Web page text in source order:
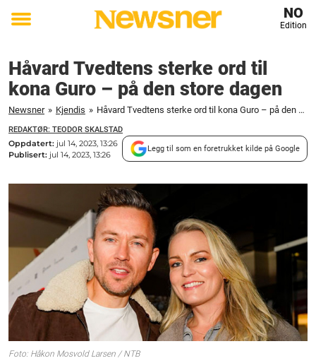
Toggle
NO
Edition
Håvard Tvedtens sterke ord til
kona Guro – på den store dagen
Newsner » Kjendis » Håvard Tvedtens sterke ord til kona Guro – på den store dagen
REDAKTØR: TEODOR SKALSTAD
Oppdatert: jul 14, 2023, 13:26
Publisert: jul 14, 2023, 13:26
Legg til som en foretrukket kilde på Google
Foto: Håkon Mosvold Larsen / NTB